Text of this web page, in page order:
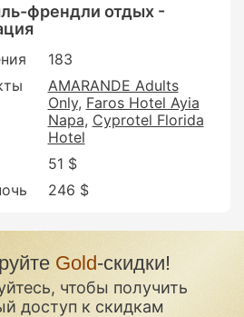
френдли отдых -
183
AMARANDE Adults
Only Faros Hotel Ayia
Napa Cyprotel Florida
Hotel
51 $
246 $
Gold-скидки!
чтобы получить
доступ к скидкам